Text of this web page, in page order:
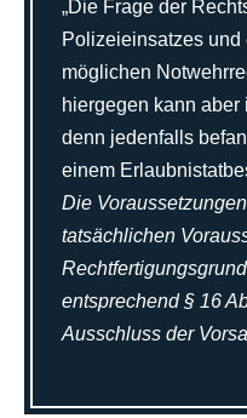
„Die Frage der
Polizeieinsatzes
möglichen
hiergegen kann
denn jedenfalls
einem
Die
tatsächlichen
entsprechend § 16
Ausschluss der